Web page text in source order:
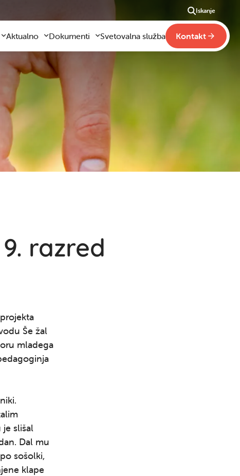
razred
Še žal
mladega
je slišal
Dal mu
sošolki,
klape
Iskanje
Aktualno
Aktualno
Zgodilo se je
Fotogalerija slik
Dokumenti
Obrazci za vloge
Pravilniki šole
Drugi pravilniki
Svetovalna služba Kontakt